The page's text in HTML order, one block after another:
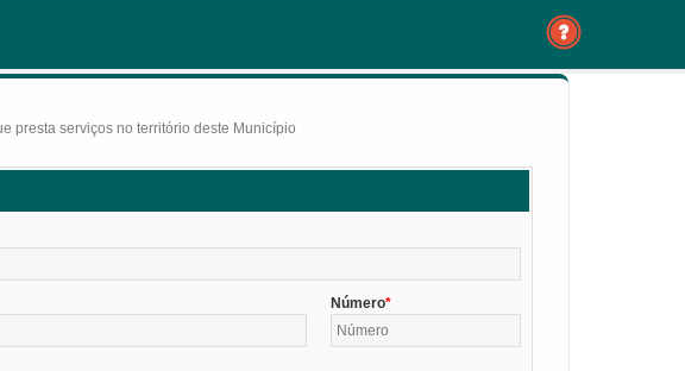
presta serviços no território deste Município
Número